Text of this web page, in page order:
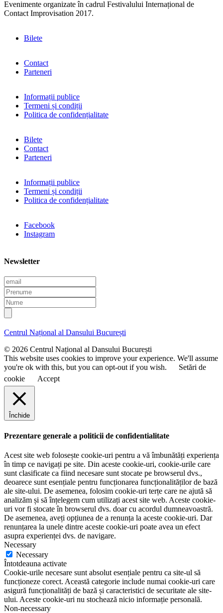
Evenimente organizate în cadrul Festivalului Internațional de
Contact Improvisation 2017.
Bilete
Contact
Parteneri
Informații publice
Termeni și condiții
Politica de confidențialitate
Bilete
Contact
Parteneri
Informații publice
Termeni și condiții
Politica de confidențialitate
Facebook
Instagram
Newsletter
E
m
a
i
l
P
r
e
n
m
N
u
m
e
Centrul Național al Dansului București
© 2026 Centrul Național al Dansului București
This website uses cookies to improve your experience. We'll assume
you're ok with this, but you can opt-out if you wish.
Setări de
cookie
Accept
Închide
Prezentare generale a politicii de confidentialitate
Acest site web folosește cookie-uri pentru a vă îmbunătăți experiența
în timp ce navigați pe site. Din aceste cookie-uri, cookie-urile care
sunt clasificate ca fiind necesare sunt stocate pe browserul dvs.,
deoarece sunt esențiale pentru funcționarea funcționalităților de bază
ale site-ului. De asemenea, folosim cookie-uri terțe care ne ajută să
analizăm și să înțelegem cum utilizați acest site web. Aceste cookie-
uri vor fi stocate în browserul dvs. doar cu acordul dumneavoastră.
De asemenea, aveți opțiunea de a renunța la aceste cookie-uri. Dar
renunțarea la unele dintre aceste cookie-uri poate avea un efect
asupra experienței dvs. de navigare.
Necessary
Necessary
Întotdeauna activate
Cookie-urile necesare sunt absolut esențiale pentru ca site-ul să
funcționeze corect. Această categorie include numai cookie-uri care
asigură funcționalități de bază și caracteristici de securitate ale site-
ului. Aceste cookie-uri nu stochează nicio informație personală.
Non-necessary